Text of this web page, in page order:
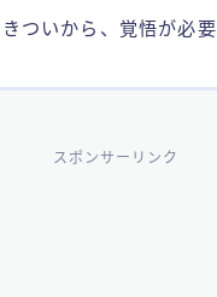
ついから、覚悟が必要
スポンサーリンク